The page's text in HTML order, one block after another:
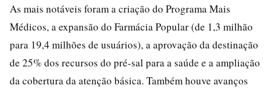
As mais notáveis foram a criação do Programa Mais
Médicos, a expansão do Farmácia Popular (de 1,3 milhão
para 19,4 milhões de usuários), a aprovação da destinação
de 25% dos recursos do pré-sal para a saúde e a ampliação
da cobertura da atenção básica. Também houve avanços